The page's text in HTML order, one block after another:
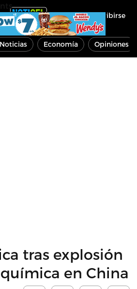
Inscribirse
Noticias Economía Opiniones
tras explosión
en China